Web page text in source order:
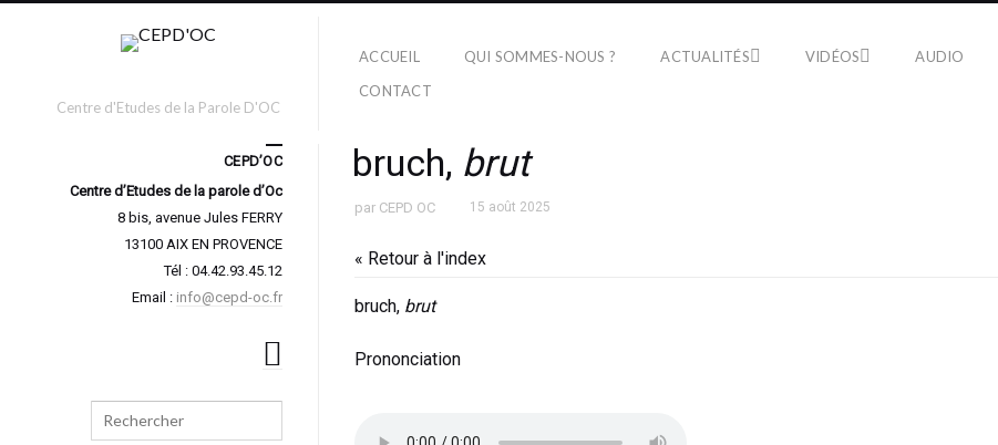
Centre d'Etudes de la Parole D'OC
ACCUEIL QUI SOMMES-NOUS ? ACTUALITÉS VIDÉOS AUDIO
CONTACT
bruch, brut
par CEPD OC 15 août 2025
« Retour à l'index
bruch, brut
Prononciation
CEPD’OC
Centre d’Etudes de la parole d’Oc
8 bis, avenue Jules FERRY
13100 AIX EN PROVENCE
Tél : 04.42.93.45.12
Email : info@cepd-oc.fr
Search